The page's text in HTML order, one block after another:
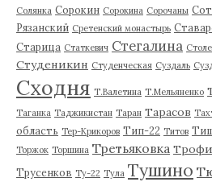
Солянка Сорокин Сорокина Сорочаны
Рязанский Сретенский монастырь
Старица Статкевич Стегалина
Студеникин Студенческая Суздаль
Сходня Т.Валетина Т.Мельяненко
Таганка Таджикистан Таран Тарасов
область Тер-Крикоров Тип-22 Титов
Торжок Торшина Третьяковка
Трусенков Ту-22 Тула Тушино